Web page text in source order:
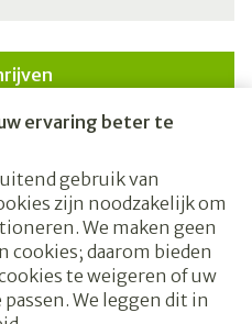
ervaring beter te
gebruik van
zijn noodzakelijk om
We maken geen
cookies; daarom bieden
te weigeren of uw
We leggen dit in
u zich in voor onze
onze